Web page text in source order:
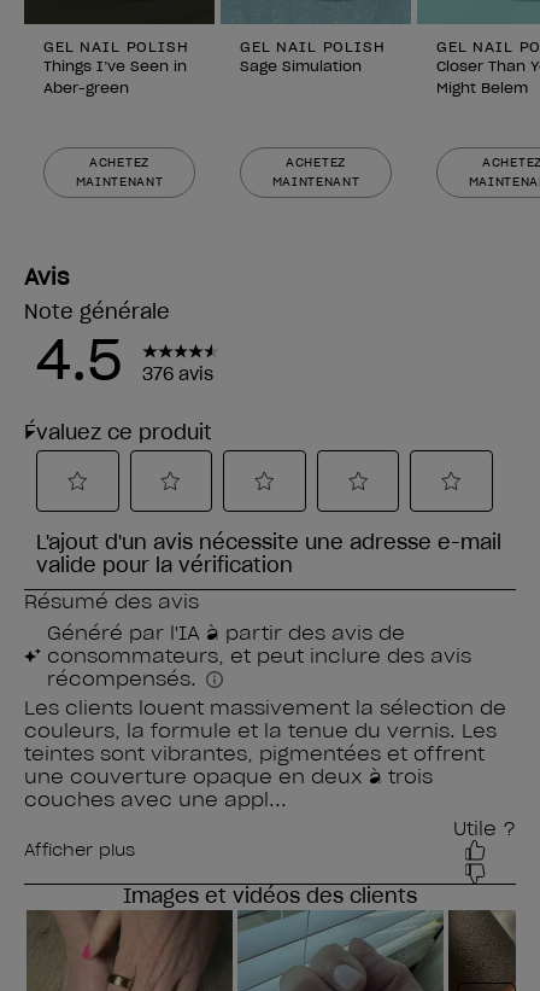
GEL NAIL POLISH
Things I’ve Seen in
Aber-green
ACHETEZ
MAINTENANT
GEL NAIL POLISH
Sage Simulation
ACHETEZ
MAINTENANT
GEL NAIL
Closer Than
Might Belem